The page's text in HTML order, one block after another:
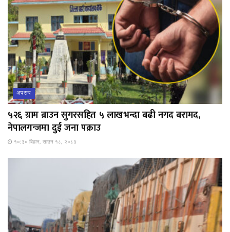
अपराध
५२६ ग्राम ब्राउन सुगरसहित ५ लाखभन्दा बढी नगद बरामद,
नेपालगन्जमा दुई जना पक्राउ
१०:३० बिहान, साउन १८, २०८३